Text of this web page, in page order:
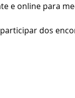
e online para
dos